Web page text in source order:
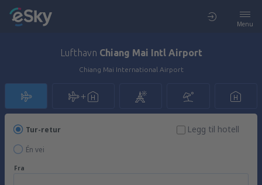
Menu
Lufthavn Chiang Mai Intl Airport
Chiang Mai International Airport
Tur-retur
Én vei
Legg til hotell
Fra